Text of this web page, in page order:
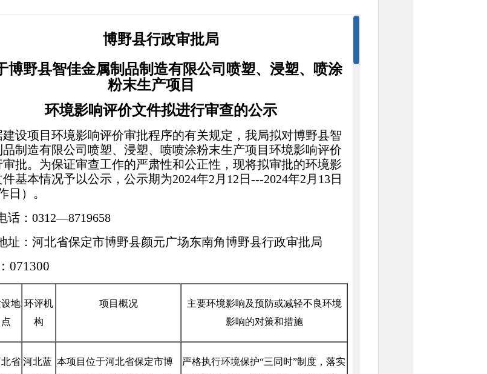
博野县行政审批局
博野县智佳金属制品制造有限公司喷塑、浸塑、喷涂
粉末生产项 目
环境影响评价文件拟进行审查的公示
建设项目环境影响评价审批程序的有关规定，我局拟对博野县智
制造有限公司喷塑、浸塑、喷喷涂粉末生产项目 环境影响评价
批。为保证审查工作的严肃性和公正性，现将拟审批的环境影
件基本情况予以公示，公示期为2024年2 月 12 日 ---2024年2 月 13日
日）。
话： 0312—8719658
址：河北省保定市博野县颜元广场东南角博野县行政审批局
071300
地
点
环评机
构
项目概况
主要环境影响及预防或减轻不良环境
影响的对策和措施
省 河北蓝 本项目位于河北省保定市博
严格执行环境保护“三同时”制度，落实